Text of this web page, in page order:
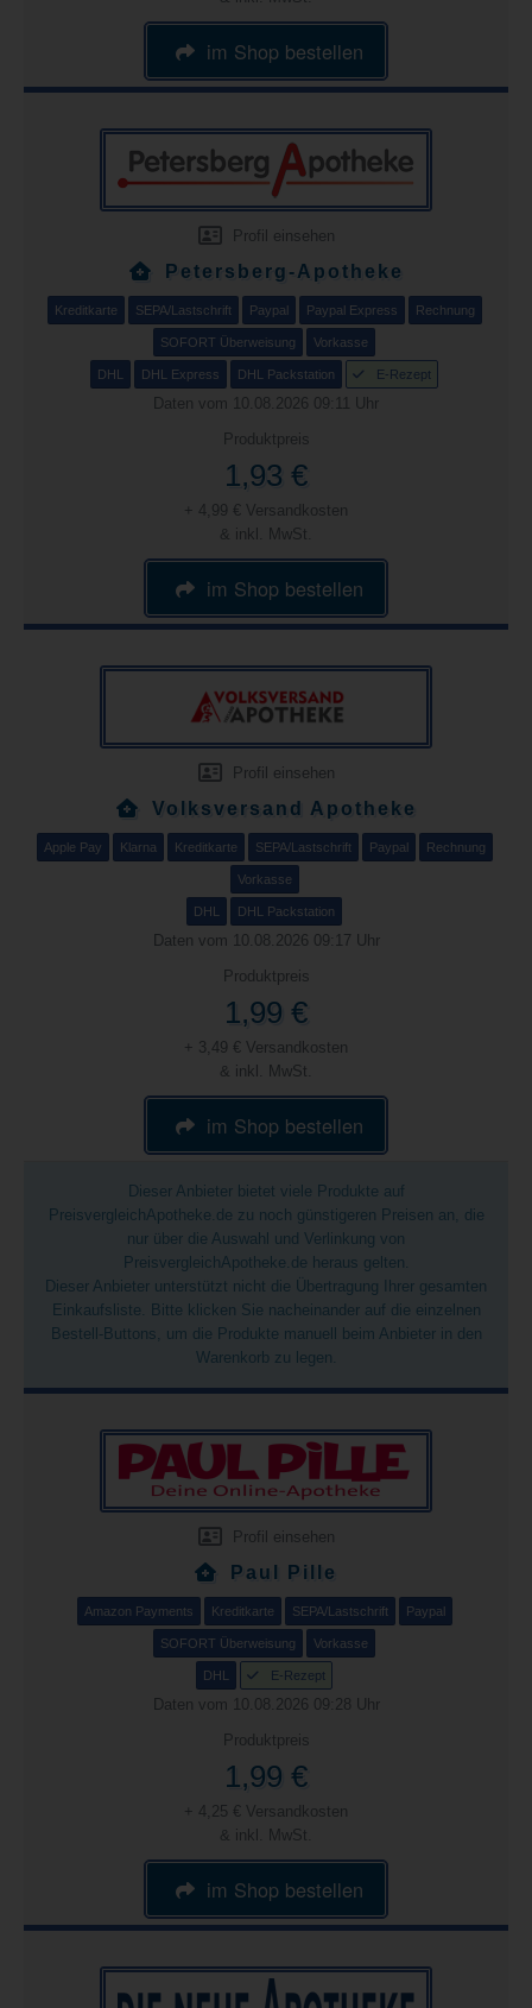
im Shop bestellen
Profil einsehen
Petersberg-Apotheke
Kreditkarte SEPA/Lastschrift Paypal Paypal Express Rechnung
SOFORT Überweisung Vorkasse
DHL DHL Express DHL Packstation E-Rezept
Daten vom 10.08.2026 09:11 Uhr
Produktpreis
1,93 €
+ 4,99 € Versandkosten
& inkl. MwSt.
im Shop bestellen
Profil einsehen
Volksversand Apotheke
Apple Pay Klarna Kreditkarte SEPA/Lastschrift Paypal Rechnung
Vorkasse
DHL DHL Packstation
Daten vom 10.08.2026 09:17 Uhr
Produktpreis
1,99 €
+ 3,49 € Versandkosten
& inkl. MwSt.
im Shop bestellen
Dieser Anbieter bietet viele Produkte auf
PreisvergleichApotheke.de zu noch günstigeren Preisen an, die
nur über die Auswahl und Verlinkung von
PreisvergleichApotheke.de heraus gelten.
Dieser Anbieter unterstützt nicht die Übertragung Ihrer gesamten
Einkaufsliste. Bitte klicken Sie nacheinander auf die einzelnen
Bestell-Buttons, um die Produkte manuell beim Anbieter in den
Warenkorb zu legen.
Profil einsehen
Paul Pille
Amazon Payments Kreditkarte SEPA/Lastschrift Paypal
SOFORT Überweisung Vorkasse
DHL E-Rezept
Daten vom 10.08.2026 09:28 Uhr
Produktpreis
1,99 €
+ 4,25 € Versandkosten
& inkl. MwSt.
im Shop bestellen